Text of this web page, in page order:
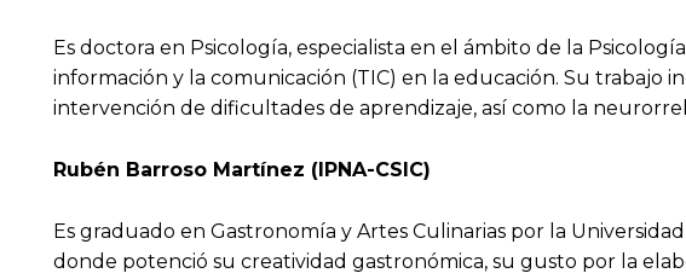
Es doctora en Psicología, especialista en el ámbito de la
información y la comunicación (TIC) en la educación. Su trabajo
intervención de dificultades de aprendizaje, así como la
Rubén Barroso Martínez (IPNA-CSIC)
Es graduado en Gastronomía y Artes Culinarias por la
donde potenció su creatividad gastronómica, su gusto por la